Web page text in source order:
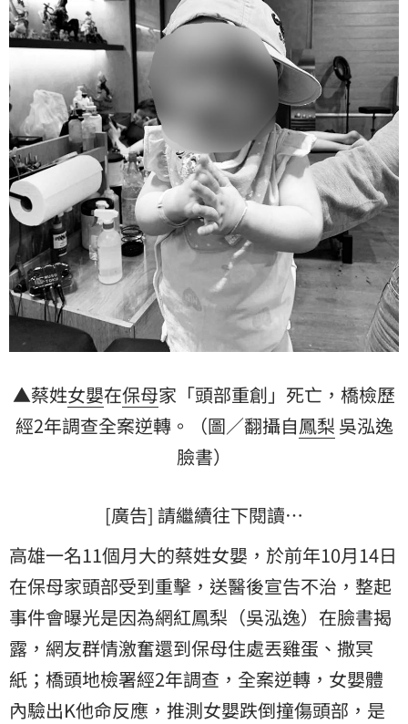
▲蔡姓女嬰在保母家「頭部重創」死亡，橋檢歷
經2年調查全案逆轉。（圖／翻攝自鳳梨 吳泓逸
臉書）
[廣告] 請繼續往下閱讀…
高雄一名11個月大的蔡姓女嬰，於前年10月14日
在保母家頭部受到重擊，送醫後宣告不治，整起
事件會曝光是因為網紅鳳梨（吳泓逸）在臉書揭
露，網友群情激奮還到保母住處丟雞蛋、撒冥
紙；橋頭地檢署經2年調查，全案逆轉，女嬰體
內驗出K他命反應，推測女嬰跌倒撞傷頭部，是